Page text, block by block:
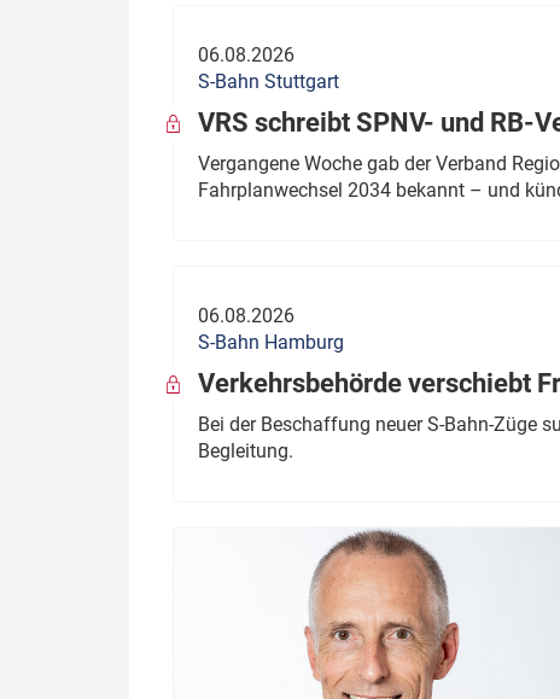
06.08.2026
S-Bahn Stuttgart
VRS schreibt SPNV- und RB-
Vergangene Woche gab der Verband
Fahrplanwechsel 2034 bekannt – und
06.08.2026
S-Bahn Hamburg
Verkehrsbehörde verschiebt
Bei der Beschaffung neuer S-Bahn-Züge
Begleitung.